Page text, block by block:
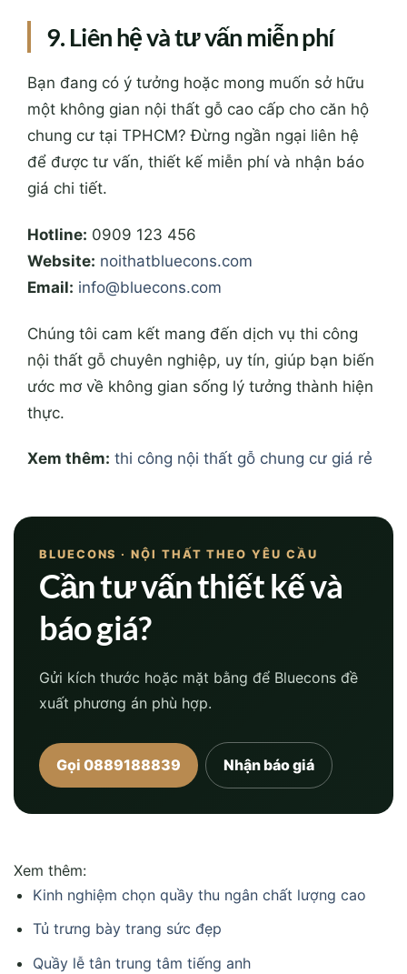
9. Liên hệ và tư vấn miễn phí
Bạn đang có ý tưởng hoặc mong muốn sở hữu
một không gian nội thất gỗ cao cấp cho căn hộ
chung cư tại TPHCM? Đừng ngần ngại liên hệ
để được tư vấn, thiết kế miễn phí và nhận báo
giá chi tiết.
Hotline: 0909 123 456
Website: noithatbluecons.com
Email: info@bluecons.com
Chúng tôi cam kết mang đến dịch vụ thi công
nội thất gỗ chuyên nghiệp, uy tín, giúp bạn biến
ước mơ về không gian sống lý tưởng thành hiện
thực.
Xem thêm: thi công nội thất gỗ chung cư giá rẻ
BLUECONS · NỘI THẤT THEO YÊU CẦU
Cần tư vấn thiết kế và
báo giá?
Gửi kích thước hoặc mặt bằng để Bluecons đề
xuất phương án phù hợp.
Gọi 0889188839 Nhận báo giá
Xem thêm:
Kinh nghiệm chọn quầy thu ngân chất lượng cao
Tủ trưng bày trang sức đẹp
Quầy lễ tân trung tâm tiếng anh